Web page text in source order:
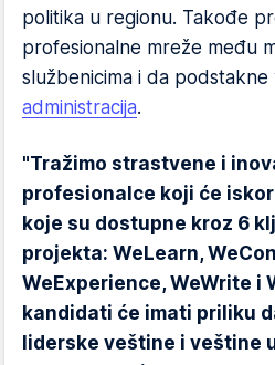
politika u regionu. Takođe
profesionalne mreže među
službenicima i da podstakne
administracija.
"Tražimo strastvene i
profesionalce koji će
koje su dostupne kroz 6
projekta: WeLearn,
WeExperience, WeWrite i
kandidati će imati priliku
liderske veštine i veštine